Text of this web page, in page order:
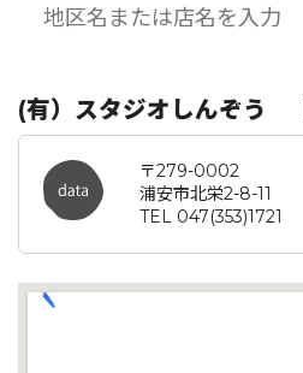
(有）スタジオしんぞう
〒279-0002
浦安市北栄2-8-11
TEL 047(353)1721